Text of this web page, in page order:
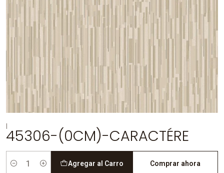
|45306-(0CM)-CARACTÉRE
Cantidad
Agregar al Carro Comprar ahora